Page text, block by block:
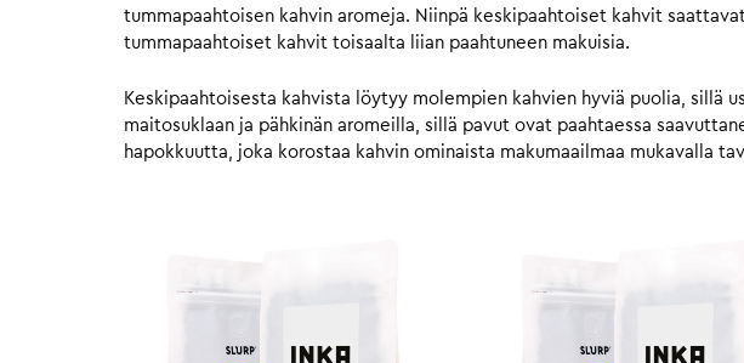
tummapaahtoisen kahvin aromeja. Niinpä keskipaahtoiset kahvit
tummapaahtoiset kahvit toisaalta liian paahtuneen makuisia.
Keskipaahtoisesta kahvista löytyy molempien kahvien hyviä puolia, sillä
maitosuklaan ja pähkinän aromeilla, sillä pavut ovat paahtaessa
hapokkuutta, joka korostaa kahvin ominaista makumaailmaa mukavalla